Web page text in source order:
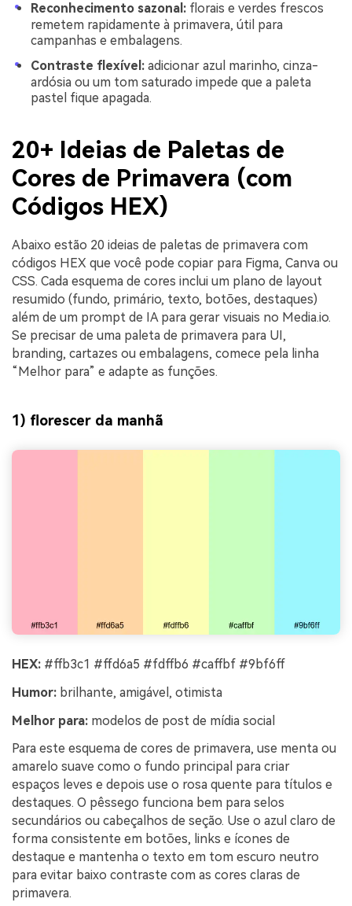
Reconhecimento sazonal: florais e verdes frescos
remetem rapidamente à primavera, útil para
campanhas e embalagens.
Contraste flexível: adicionar azul marinho, cinza-
ardósia ou um tom saturado impede que a paleta
pastel fique apagada.
20+ Ideias de Paletas de
Cores de Primavera (com
Códigos HEX)
Abaixo estão 20 ideias de paletas de primavera com
códigos HEX que você pode copiar para Figma, Canva ou
CSS. Cada esquema de cores inclui um plano de layout
resumido (fundo, primário, texto, botões, destaques)
além de um prompt de IA para gerar visuais no Media.io.
Se precisar de uma paleta de primavera para UI,
branding, cartazes ou embalagens, comece pela linha
“Melhor para” e adapte as funções.
1) florescer da manhã
HEX: #ffb3c1 #ffd6a5 #fdffb6 #caffbf #9bf6ff
Humor: brilhante, amigável, otimista
Melhor para: modelos de post de mídia social
Para este esquema de cores de primavera, use menta ou
amarelo suave como o fundo principal para criar
espaços leves e depois use o rosa quente para títulos e
destaques. O pêssego funciona bem para selos
secundários ou cabeçalhos de seção. Use o azul claro de
forma consistente em botões, links e ícones de
destaque e mantenha o texto em tom escuro neutro
para evitar baixo contraste com as cores claras de
primavera.